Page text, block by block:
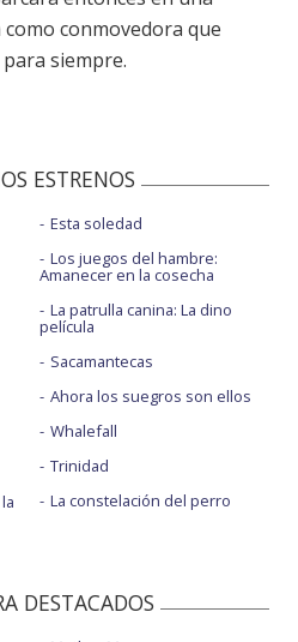
conmovedora que
siempre.
ESTRENOS
Esta soledad
Los juegos del hambre:
Amanecer en la cosecha
La patrulla canina: La dino
película
Sacamantecas
Ahora los suegros son ellos
Whalefall
Trinidad
La constelación del perro
DESTACADOS